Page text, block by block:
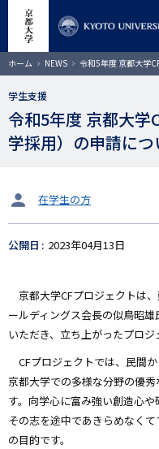
コ
ン
テ
ツ
に
サイト
ホーム NEWS 令和5年度 京都大学
学生支援
令和5年度 京都大学
学採用）の申請につ
タ
ッ
在学生の方
公開日 2023年04月13日
京都大学CFプロジェクトは
ールディングス会長の似鳥昭
いただき、立ち上がったプロジ
CFプロジェクトでは、民間
京都大学での多様な分野の優
す。向学心に富み強い創造心
その志を途中であきらめなく
の目的です。